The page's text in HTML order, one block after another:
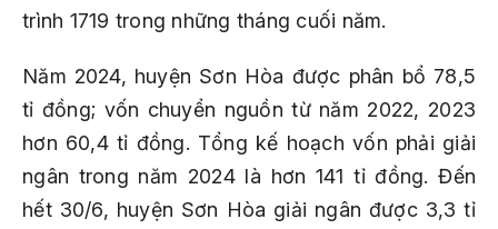
trình 1719 trong những tháng cuối năm.
Năm 2024, huyện Sơn Hòa được phân bổ 78,5
tỉ đồng; vốn chuyển nguồn từ năm 2022, 2023
hơn 60,4 tỉ đồng. Tổng kế hoạch vốn phải giải
ngân trong năm 2024 là hơn 141 tỉ đồng. Đến
hết 30/6, huyện Sơn Hòa giải ngân được 3,3 tỉ